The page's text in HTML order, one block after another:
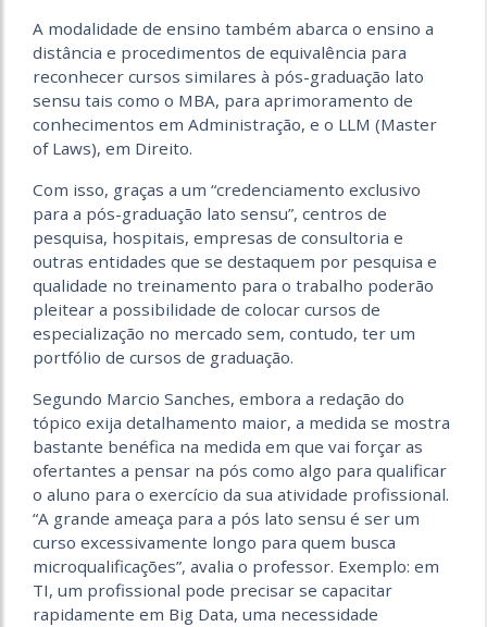
A modalidade de ensino também abarca o ensino a
distância e procedimentos de equivalência para
reconhecer cursos similares à pós-graduação lato
sensu tais como o MBA, para aprimoramento de
conhecimentos em Administração, e o LLM (Master
of Laws), em Direito.
Com isso, graças a um “credenciamento exclusivo
para a pós-graduação lato sensu”, centros de
pesquisa, hospitais, empresas de consultoria e
outras entidades que se destaquem por pesquisa e
qualidade no treinamento para o trabalho poderão
pleitear a possibilidade de colocar cursos de
especialização no mercado sem, contudo, ter um
portfólio de cursos de graduação.
Segundo Marcio Sanches, embora a redação do
tópico exija detalhamento maior, a medida se mostra
bastante benéfica na medida em que vai forçar as
ofertantes a pensar na pós como algo para qualificar
o aluno para o exercício da sua atividade profissional.
“A grande ameaça para a pós lato sensu é ser um
curso excessivamente longo para quem busca
microqualificações”, avalia o professor. Exemplo: em
TI, um profissional pode precisar se capacitar
rapidamente em Big Data, uma necessidade